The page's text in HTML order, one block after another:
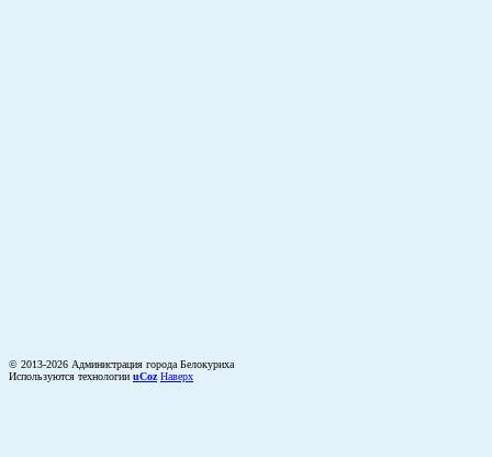
© 2013-2026 Администрация города Белокуриха
Используются технологии uCoz Наверх